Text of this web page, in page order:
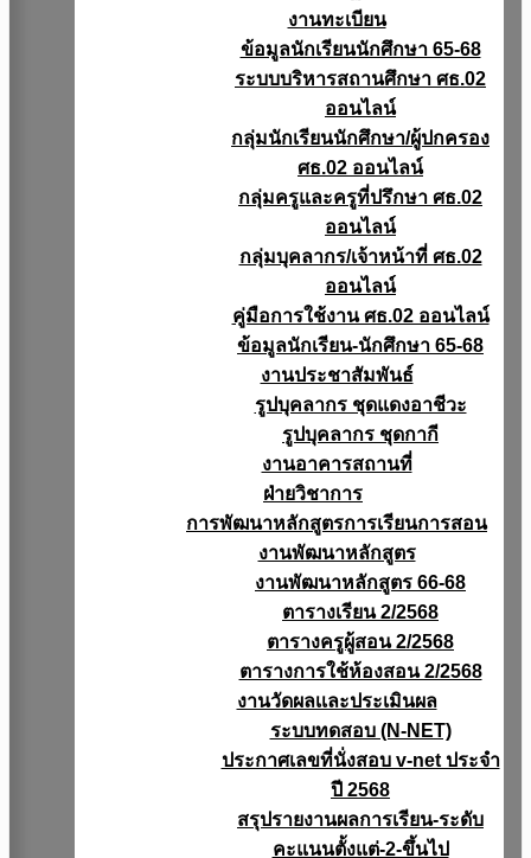
งานทะเบียน
ข้อมูลนักเรียนนักศึกษา 65-68
ระบบบริหารสถานศึกษา ศธ.02
ออนไลน์
กลุ่มนักเรียนนักศึกษา/ผู้ปกครอง
ศธ.02 ออนไลน์
กลุ่มครูและครูที่ปรึกษา ศธ.02
ออนไลน์
กลุ่มบุคลากร/เจ้าหน้าที่ ศธ.02
ออนไลน์
คู่มือการใช้งาน ศธ.02 ออนไลน์
ข้อมูลนักเรียน-นักศึกษา 65-68
งานประชาสัมพันธ์
รูปบุคลากร ชุดแดงอาชีวะ
รูปบุคลากร ชุดกากี
งานอาคารสถานที่
ฝ่ายวิชาการ
การพัฒนาหลักสูตรการเรียนการสอน
งานพัฒนาหลักสูตร
งานพัฒนาหลักสูตร 66-68
ตารางเรียน 2/2568
ตารางครูผู้สอน 2/2568
ตารางการใช้ห้องสอน 2/2568
งานวัดผลเเละประเมินผล
ระบบทดสอบ (N-NET)
ประกาศเลขที่นั่งสอบ v-net ประจำ
ปี 2568
สรุปรายงานผลการเรียน-ระดับ
คะแนนตั้งแต่-2-ขึ้นไป